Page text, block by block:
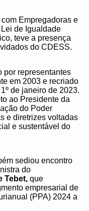
Empregadoras e
de Igualdade
teve a presença
do CDESS.
por representantes
em 2003 e recriado
de janeiro de 2023.
ao Presidente da
do Poder
e diretrizes voltadas
e sustentável do
sediou encontro
do
Tebet, que
empresarial de
(PPA) 2024 a